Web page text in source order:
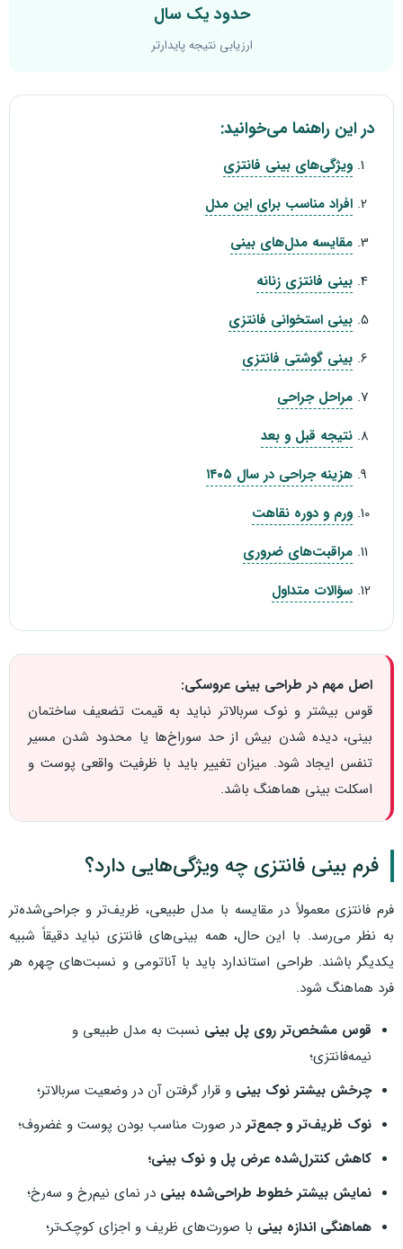
حدود یک سال
ارزیابی نتیجه پایدارتر
در این راهنما می‌خوانید:
ویژگی‌های بینی فانتزی
افراد مناسب برای این مدل
مقایسه مدل‌های بینی
بینی فانتزی زنانه
بینی استخوانی فانتزی
بینی گوشتی فانتزی
مراحل جراحی
نتیجه قبل و بعد
هزینه جراحی در سال ۱۴۰۵
ورم و دوره نقاهت
مراقبت‌های ضروری
سؤالات متداول
اصل مهم در طراحی بینی عروسکی:
قوس بیشتر و نوک سربالاتر نباید به قیمت تضعیف ساختمان
بینی، دیده شدن بیش از حد سوراخ‌ها یا محدود شدن مسیر
تنفس ایجاد شود. میزان تغییر باید با ظرفیت واقعی پوست و
اسکلت بینی هماهنگ باشد.
فرم بینی فانتزی چه ویژگی‌هایی دارد؟
فرم فانتزی معمولاً در مقایسه با مدل طبیعی، ظریف‌تر و جراحی‌شده‌تر
به نظر می‌رسد. با این حال، همه بینی‌های فانتزی نباید دقیقاً شبیه
یکدیگر باشند. طراحی استاندارد باید با آناتومی و نسبت‌های چهره هر
فرد هماهنگ شود.
قوس مشخص‌تر روی پل بینی نسبت به مدل طبیعی و
نیمه‌فانتزی؛
چرخش بیشتر نوک بینی و قرار گرفتن آن در وضعیت سربالاتر؛
نوک ظریف‌تر و جمع‌تر در صورت مناسب بودن پوست و غضروف؛
کاهش کنترل‌شده عرض پل و نوک بینی؛
نمایش بیشتر خطوط طراحی‌شده بینی در نمای نیم‌رخ و سه‌رخ؛
هماهنگی اندازه بینی با صورت‌های ظریف و اجزای کوچک‌تر؛